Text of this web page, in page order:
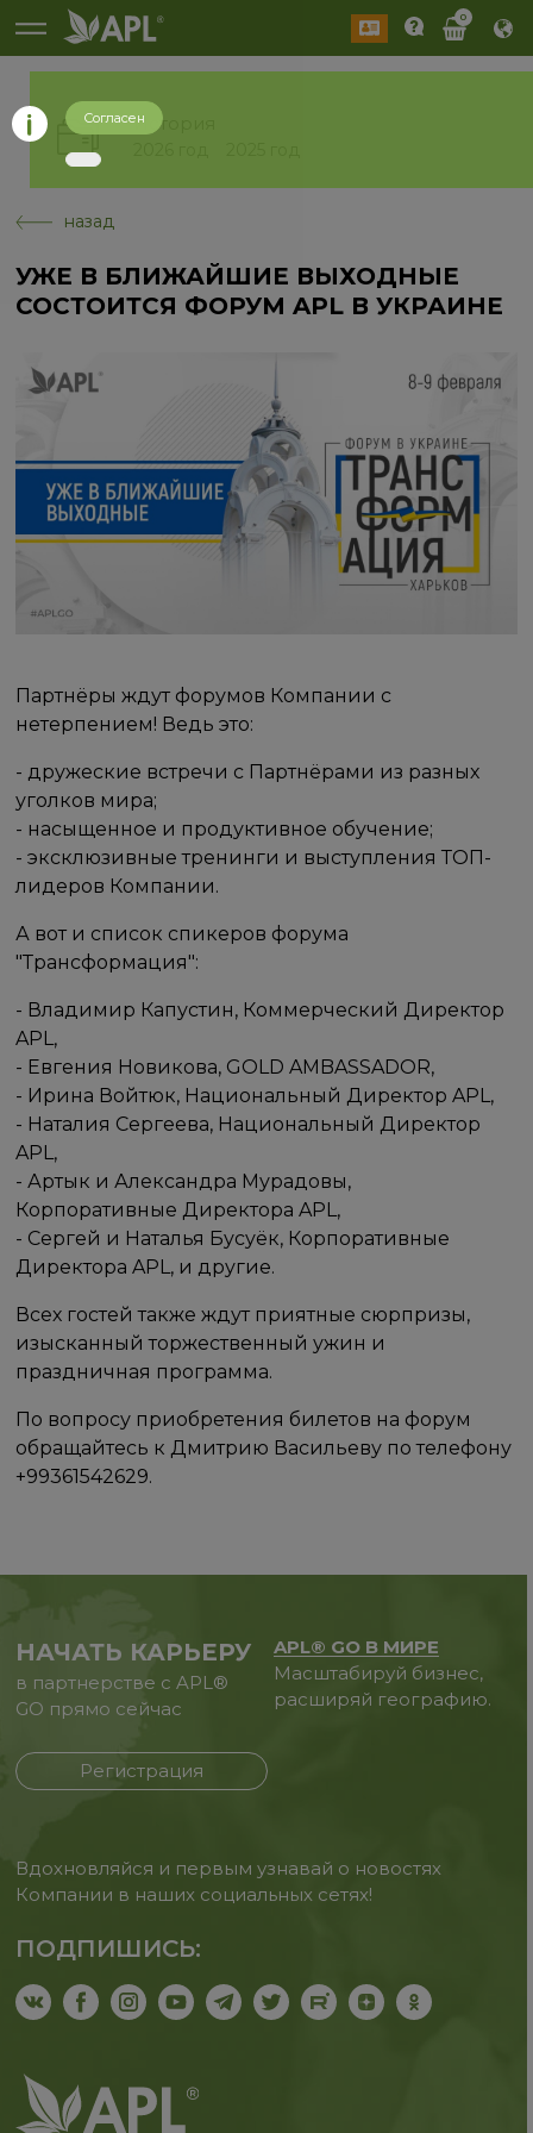
0
История
назад
УЖЕ В БЛИЖАЙШИЕ ВЫХОДНЫЕ
СОСТОИТСЯ ФОРУМ APL В УКРАИНЕ
Партнёры ждут форумов Компании с
нетерпением! Ведь это:
- дружеские встречи с Партнёрами из разных
уголков мира;
- насыщенное и продуктивное обучение;
- эксклюзивные тренинги и выступления ТОП-
лидеров Компании.
А вот и список спикеров форума
"Трансформация":
- Владимир Капустин, Коммерческий Директор
APL,
- Евгения Новикова, GOLD AMBASSADOR,
- Ирина Войтюк, Национальный Директор APL,
- Наталия Сергеева, Национальный Директор
APL,
- Артык и Александра Мурадовы,
Корпоративные Директора APL,
- Сергей и Наталья Бусуёк, Корпоративные
Директора APL, и другие.
Всех гостей также ждут приятные сюрпризы,
изысканный торжественный ужин и
праздничная программа.
По вопросу приобретения билетов на форум
обращайтесь к Дмитрию Васильеву по телефону
+99361542629.
НАЧАТЬ КАРЬЕРУ
в партнерстве с APL®
GO прямо сейчас
Регистрация
APL® GO В МИРЕ
Масштабируй бизнес,
расширяй географию.
Вдохновляйся и первым узнавай о новостях
Компании в наших социальных сетях!
ПОДПИШИСЬ:
Согласен